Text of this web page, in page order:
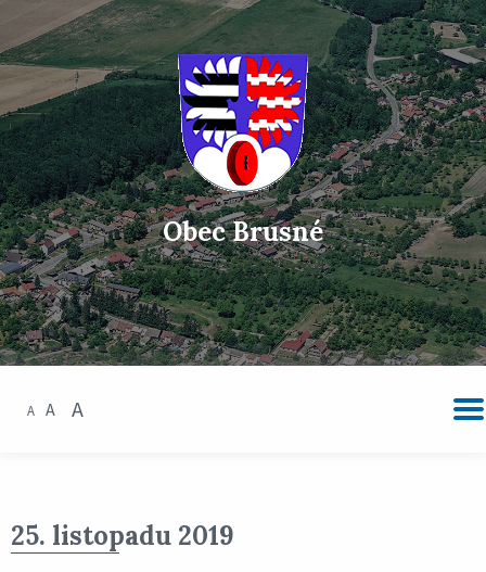
Obec Brusné
A A A
25. listopadu 2019